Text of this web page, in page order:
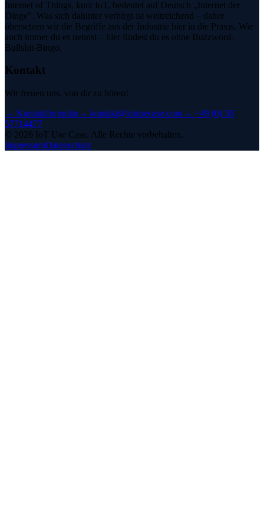
Internet of Things, kurz IoT, bedeutet auf Deutsch „Internet der
Dinge". Was sich dahinter verbirgt ist weitreichend – daher
übersetzen wir die Begriffe aus der Industrie hier in die Praxis. Wie
auch immer du es nennst – hier findest du es ohne Buzzword-
Bullshit-Bingo.
Kontakt
Wir freuen uns, von dir zu hören!
→ Kontaktformular→ kontakt@iotusecase.com→ +49 (0) 30
57714477
© 2026 IoT Use Case. Alle Rechte vorbehalten.
ImpressumDatenschutz